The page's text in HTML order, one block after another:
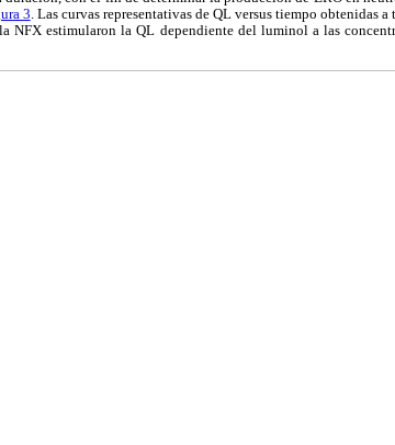
3. Las curvas representativas de QL versus tiempo obtenidas
NFX estimularon la QL dependiente del luminol a las